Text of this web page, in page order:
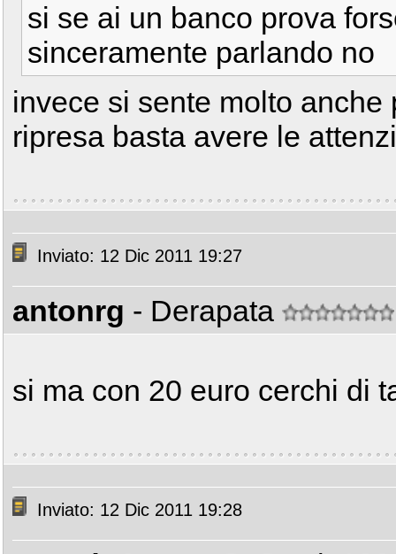
si se ai un banco prova
sinceramente parlando no
invece si sente molto
ripresa basta avere le
Inviato: 12 Dic 2011 19:27
antonrg - Derapata
si ma con 20 euro cerchi di
Inviato: 12 Dic 2011 19:28